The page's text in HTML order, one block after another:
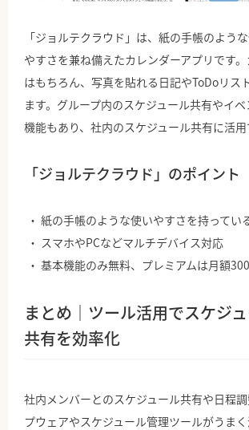
「ジョルテクラウド」は、紙の手帳のよう
やすさを兼ね備えたカレンダーアプリです
はもちろん、写真を貼れる日記やToDoリス
ます。グループ内のスケジュール共有やイ
機能もあり、社内のスケジュール共有に活用
「ジョルテクラウド」のポイント
紙の手帳のような使いやすさを持ってい
スマホやPCなどマルチデバイス対応
基本機能のみ無料、プレミアムは月額
まとめ｜ツール活用でスケジ
共有を効率化
社内メンバーとのスケジュール共有や日程
プウェアやスケジュール管理ツールがうま